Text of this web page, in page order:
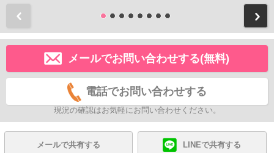
メールでお問い合わせする(無料)
電話でお問い合わせする
現況の確認はお気軽にお問い合わせください。
メールで共有する LINEで共有する